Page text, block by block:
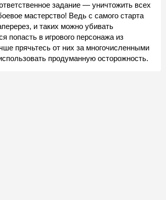
задание — уничтожить всех
мастерство! Ведь с самого старта
и таких можно убивать
попасть в игрового персонажа из
прячьтесь от них за многочисленными
продуманную осторожность.